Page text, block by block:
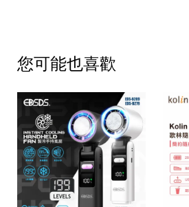
您可能也喜歡